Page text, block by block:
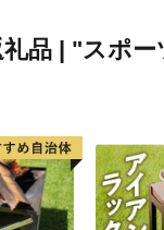
礼品 | "スポ